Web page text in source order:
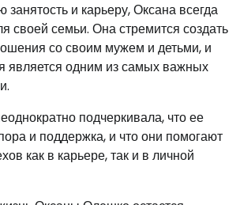
и карьеру, Оксана всегда
своей семьи. Она стремится создать
со своим мужем и детьми, и
является одним из самых важных
подчеркивала, что ее
и поддержка, и что они помогают
как в карьере, так и в личной